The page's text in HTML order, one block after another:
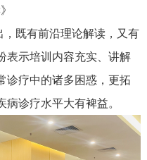
既有前沿理论解读，又有
表示培训内容充实、讲解
诊疗中的诸多困惑，更拓
诊疗水平大有裨益。